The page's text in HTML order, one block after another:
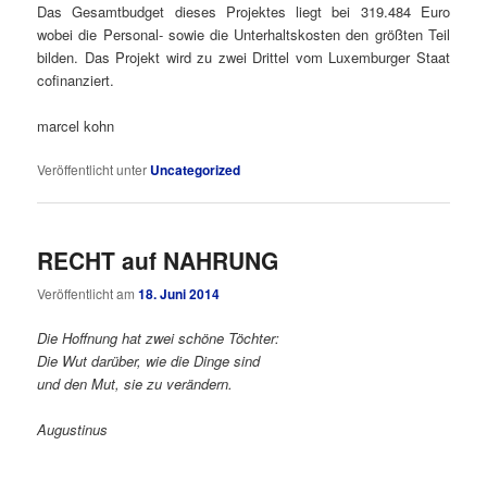
Das Gesamtbudget dieses Projektes liegt bei 319.484 Euro
wobei die Personal- sowie die Unterhaltskosten den größten Teil
bilden. Das Projekt wird zu zwei Drittel vom Luxemburger Staat
cofinanziert.
marcel kohn
Veröffentlicht unter Uncategorized
RECHT auf NAHRUNG
Veröffentlicht am18. Juni 2014
Die Hoffnung hat zwei schöne Töchter:
Die Wut darüber, wie die Dinge sind
und den Mut, sie zu verändern.
Augustinus